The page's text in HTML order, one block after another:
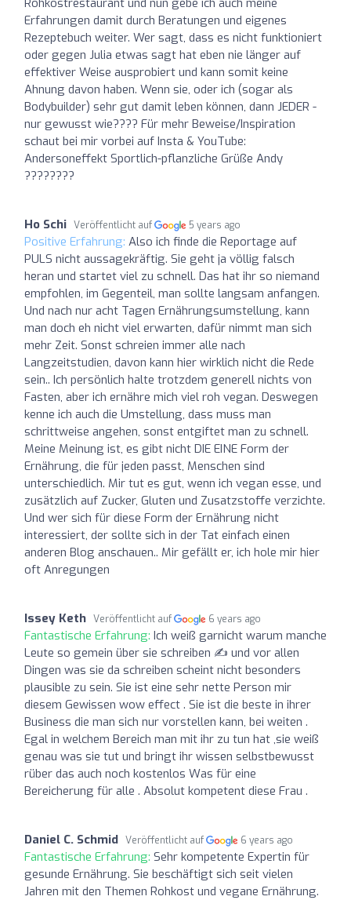
Rohkostrestaurant und nun gebe ich auch meine
Erfahrungen damit durch Beratungen und eigenes
Rezeptebuch weiter. Wer sagt, dass es nicht funktioniert
oder gegen Julia etwas sagt hat eben nie länger auf
effektiver Weise ausprobiert und kann somit keine
Ahnung davon haben. Wenn sie, oder ich (sogar als
Bodybuilder) sehr gut damit leben können, dann JEDER -
nur gewusst wie???? Für mehr Beweise/Inspiration
schaut bei mir vorbei auf Insta & YouTube:
Andersoneffekt Sportlich-pflanzliche Grüße Andy
????????
Ho Schi Veröffentlicht auf 5 years ago
Positive Erfahrung: Also ich finde die Reportage auf
PULS nicht aussagekräftig. Sie geht ja völlig falsch
heran und startet viel zu schnell. Das hat ihr so niemand
empfohlen, im Gegenteil, man sollte langsam anfangen.
Und nach nur acht Tagen Ernährungsumstellung, kann
man doch eh nicht viel erwarten, dafür nimmt man sich
mehr Zeit. Sonst schreien immer alle nach
Langzeitstudien, davon kann hier wirklich nicht die Rede
sein.. Ich persönlich halte trotzdem generell nichts von
Fasten, aber ich ernähre mich viel roh vegan. Deswegen
kenne ich auch die Umstellung, dass muss man
schrittweise angehen, sonst entgiftet man zu schnell.
Meine Meinung ist, es gibt nicht DIE EINE Form der
Ernährung, die für jeden passt, Menschen sind
unterschiedlich. Mir tut es gut, wenn ich vegan esse, und
zusätzlich auf Zucker, Gluten und Zusatzstoffe verzichte.
Und wer sich für diese Form der Ernährung nicht
interessiert, der sollte sich in der Tat einfach einen
anderen Blog anschauen.. Mir gefällt er, ich hole mir hier
oft Anregungen
Issey Keth Veröffentlicht auf 6 years ago
Fantastische Erfahrung: Ich weiß garnicht warum manche
Leute so gemein über sie schreiben ✍️ und vor allen
Dingen was sie da schreiben scheint nicht besonders
plausible zu sein. Sie ist eine sehr nette Person mir
diesem Gewissen wow effect . Sie ist die beste in ihrer
Business die man sich nur vorstellen kann, bei weiten .
Egal in welchem Bereich man mit ihr zu tun hat ,sie weiß
genau was sie tut und bringt ihr wissen selbstbewusst
rüber das auch noch kostenlos Was für eine
Bereicherung für alle . Absolut kompetent diese Frau .
Daniel C. Schmid Veröffentlicht auf 6 years ago
Fantastische Erfahrung: Sehr kompetente Expertin für
gesunde Ernährung. Sie beschäftigt sich seit vielen
Jahren mit den Themen Rohkost und vegane Ernährung.